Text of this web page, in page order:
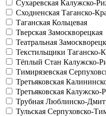
Сухаревская Калужско-
Сходненская Таганско-
Таганская Кольцевая
Тверская Замоскворецкая
Театральная
Текстильщики Таганско-
Тёплый Стан Калужско-
Тимирязевская
Третьяковская
Третьяковская Калужско-
Трубная Люблинско-
Тульская Серпуховско-